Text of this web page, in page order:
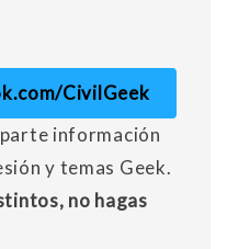
CivilGeek
información
y temas Geek.
no hagas